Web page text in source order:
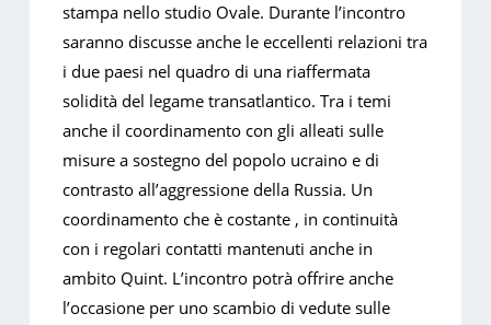
stampa nello studio Ovale. Durante l’incontro
saranno discusse anche le eccellenti relazioni tra
i due paesi nel quadro di una riaffermata
solidità del legame transatlantico. Tra i temi
anche il coordinamento con gli alleati sulle
misure a sostegno del popolo ucraino e di
contrasto all’aggressione della Russia. Un
coordinamento che è costante , in continuità
con i regolari contatti mantenuti anche in
ambito Quint. L’incontro potrà offrire anche
l’occasione per uno scambio di vedute sulle